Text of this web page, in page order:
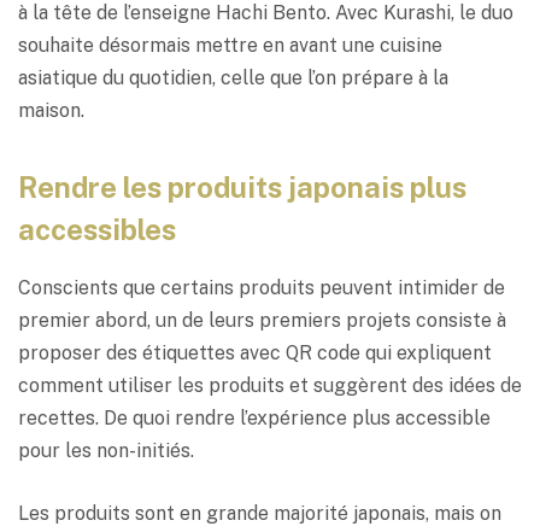
à la tête de l’enseigne Hachi Bento. Avec Kurashi, le duo
souhaite désormais mettre en avant une cuisine
asiatique du quotidien, celle que l’on prépare à la
maison.
Rendre les produits japonais plus
accessibles
Conscients que certains produits peuvent intimider de
premier abord, un de leurs premiers projets consiste à
proposer des étiquettes avec QR code qui expliquent
comment utiliser les produits et suggèrent des idées de
recettes. De quoi rendre l’expérience plus accessible
pour les non-initiés.
Les produits sont en grande majorité japonais, mais on